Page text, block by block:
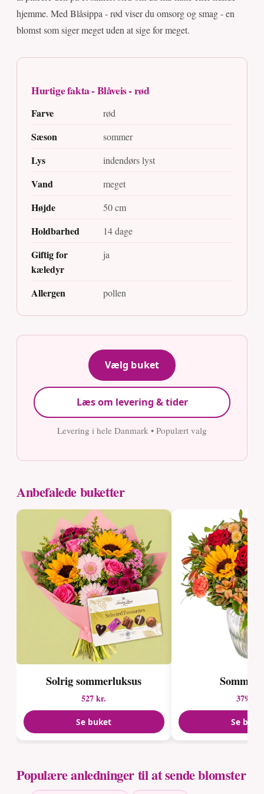
hjemme. Med Blåsippa - rød viser du omsorg og smag - en
blomst som siger meget uden at sige for meget.
Hurtige fakta - Blåveis - rød
Farve rød
Sæson sommer
Lys indendørs lyst
Vand meget
Højde 50 cm
Holdbarhed 14 dage
Giftig for
kæledyr
ja
Allergen pollen
Vælg buket
Læs om levering & tider
Levering i hele Danmark • Populært valg
Anbefalede buketter
Solrig sommerluksus
527 kr.
Se buket
379 kr.
Se
Populære anledninger til at sende blomster